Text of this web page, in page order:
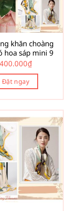
khăn choàng
hoa sáp mini 9
400.000₫
Đặt ngay